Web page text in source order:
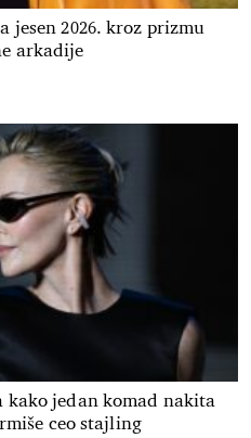
jesen 2026. kroz prizmu
arkadije
kako jedan komad nakita
ceo stajling